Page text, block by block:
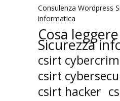
Consulenza Wordpress
informatica
Cosa
Sicurezza
csirt
csirt
csirt hacker